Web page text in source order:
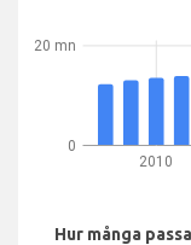
2010
0
20 mn
Hur många